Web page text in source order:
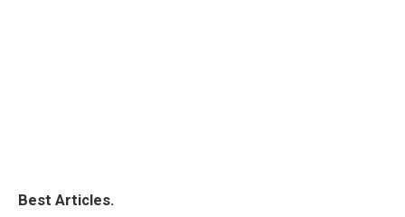
Best Articles.